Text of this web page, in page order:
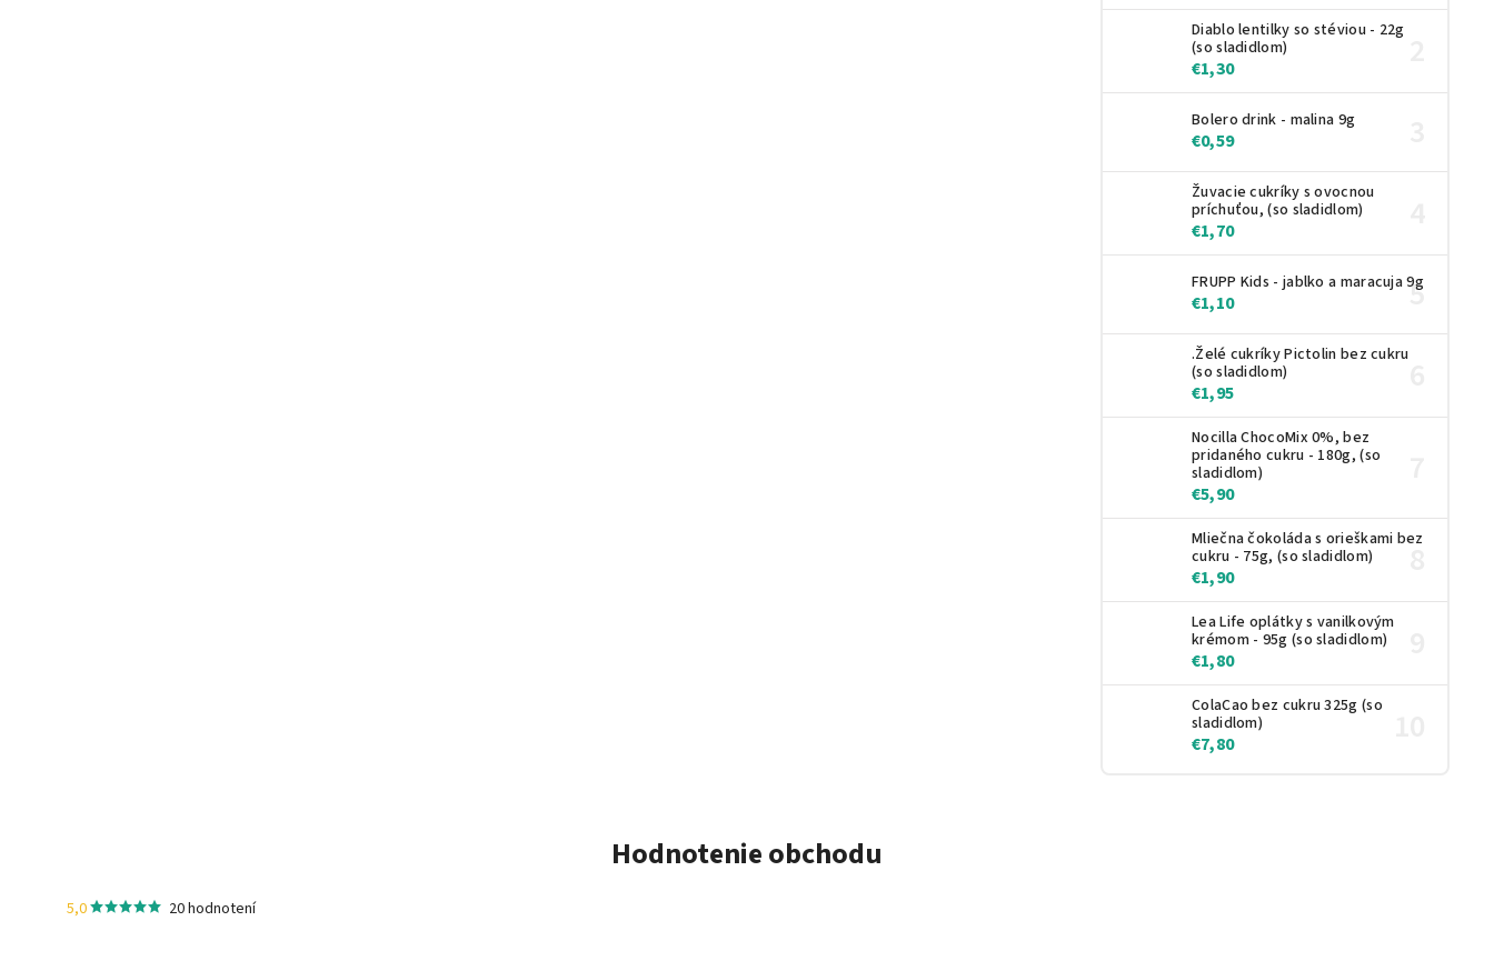
Diablo lentilky so stéviou - 22g
(so sladidlom)
€1,30
Bolero drink - malina 9g
€0,59
Žuvacie cukríky s ovocnou
príchuťou, (so sladidlom)
€1,70
FRUPP Kids - jablko a maracuja 9g
€1,10
.Želé cukríky Pictolin bez cukru
(so sladidlom)
€1,95
Nocilla ChocoMix 0%, bez
pridaného cukru - 180g, (so
sladidlom)
€5,90
Mliečna čokoláda s orieškami bez
cukru - 75g, (so sladidlom)
€1,90
Lea Life oplátky s vanilkovým
krémom - 95g (so sladidlom)
€1,80
ColaCao bez cukru 325g (so
sladidlom)
€7,80
Hodnotenie obchodu
5,0 20 hodnotení